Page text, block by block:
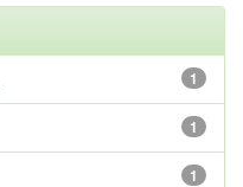
1
1
1